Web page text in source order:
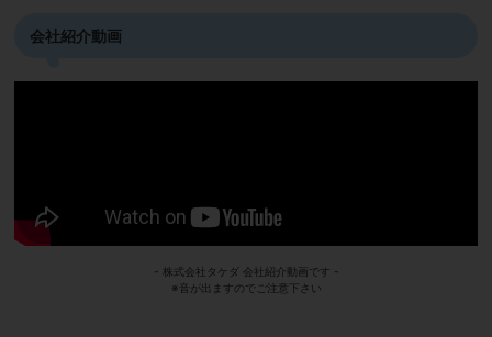
会社紹介動画
- 株式会社タケダ 会社紹介動画です -
※音が出ますのでご注意下さい